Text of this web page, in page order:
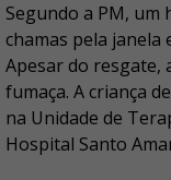
Segundo a PM,
chamas pela janela
Apesar do resgate,
fumaça. A criança
na Unidade de
Hospital Santo